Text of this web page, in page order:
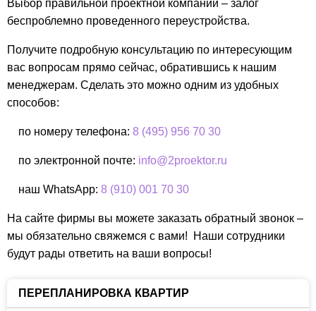
Выбор правильной проектной компании – залог
беспроблемно проведенного переустройства.
Получите подробную консультацию по интересующим
вас вопросам прямо сейчас, обратившись к нашим
менеджерам. Сделать это можно одним из удобных
способов:
по номеру телефона: 8 (495) 956 70 30
по электронной почте: info@2proektor.ru
наш WhatsApp: 8 (910) 001 70 30
На сайте фирмы вы можете заказать обратный звонок –
мы обязательно свяжемся с вами! Наши сотрудники
будут рады ответить на ваши вопросы!
ПЕРЕПЛАНИРОВКА КВАРТИР